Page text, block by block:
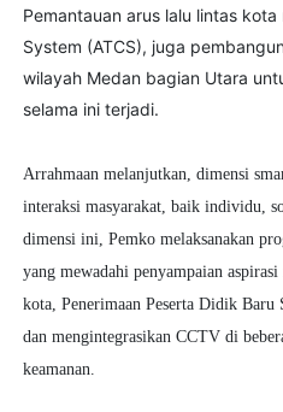
Pemantauan arus lalu lintas
System (ATCS), juga
wilayah Medan bagian Utara
selama ini terjadi.
Arrahmaan melanjutkan, dimensi
interaksi masyarakat, baik individu,
dimensi ini, Pemko melaksanakan
yang mewadahi penyampaian
kota, Penerimaan Peserta Didik Baru
dan mengintegrasikan CCTV di
keamanan.